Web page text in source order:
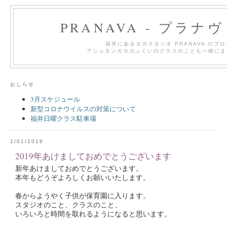
PRANAVA - プラナ
福井にあるヨガスタジオ PRANAVA のブロ
アシュタンガヨガふくいのクラスのことも一緒に
おしらせ
3月スケジュール
新型コロナウイルスの対策について
福井日曜クラス駐車場
1/01/2019
2019年あけましておめでとうございます
新年あけましておめでとうございます。
本年もどうぞよろしくお願いいたします。
春からようやく子供が保育園に入ります。
スタジオのこと、クラスのこと、
いろいろと時間を取れるようになると思います。